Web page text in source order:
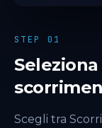
STEP 01
Scegli tra